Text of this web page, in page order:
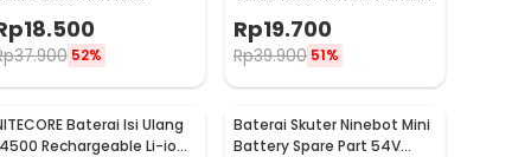
Baofeng BF-777S 666S
18.500
37.900 52%
Rp19.700
Rp39.900 51%
Baterai Isi Ulang
Rechargeable Li-ion
Baterai Skuter Ninebot Mini
Battery Spare Part 54V